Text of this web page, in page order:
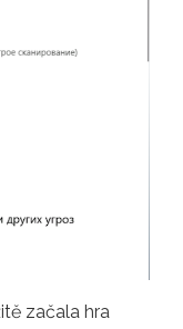
začala hra